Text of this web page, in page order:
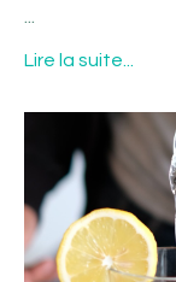
...
Lire la suite...